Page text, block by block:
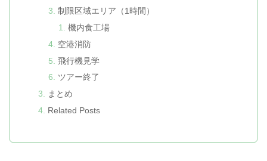
制限区域エリア（1時間）
機内食工場
空港消防
飛行機見学
ツアー終了
まとめ
Related Posts